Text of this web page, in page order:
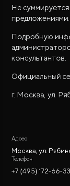
Не
предложениями.
Подробную
консультантов.
Официальный
г. Москва, ул.
Адрес
Москва, ул.
Телефон
+7 (495) 172-66-33